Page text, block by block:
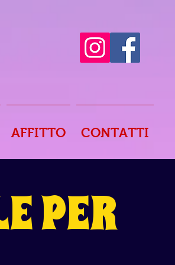
AFFITTO CONTATTI
PER